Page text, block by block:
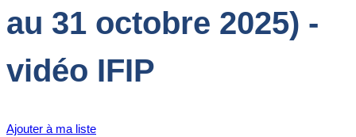
au 31 octobre 2025) -
vidéo IFIP
Ajouter à ma liste